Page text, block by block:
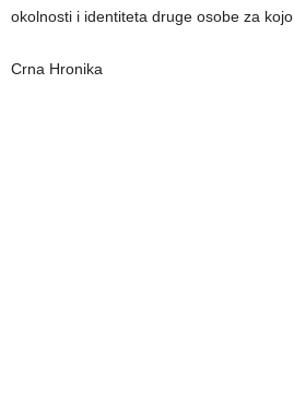
okolnosti i identiteta druge osobe za
Crna Hronika